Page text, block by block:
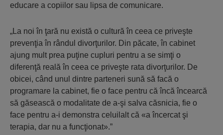
educare a copiilor sau lipsa de comunicare.
„La noi în ţară nu există o cultură în ceea ce priveşte
prevenţia în rândul divorţurilor. Din păcate, în cabinet
ajung mult prea puţine cupluri pentru a se simţi o
diferenţă reală în ceea ce priveşte rata divorţurilor. De
obicei, când unul dintre parteneri sună să facă o
programare la cabinet, fie o face pentru că încă încearcă
să găsească o modalitate de a-şi salva căsnicia, fie o
face pentru a-i demonstra celuilalt că «a încercat şi
terapia, dar nu a funcţionat».”